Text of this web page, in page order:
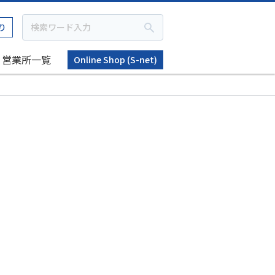
営業所一覧
Online Shop (S-net)